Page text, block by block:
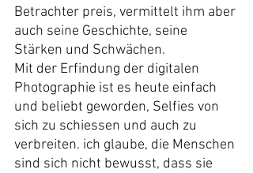
Betrachter preis, vermittelt ihm aber
auch seine Geschichte, seine
Stärken und Schwächen.
Mit der Erfindung der digitalen
Photographie ist es heute einfach
und beliebt geworden, Selfies von
sich zu schiessen und auch zu
verbreiten. ich glaube, die Menschen
sind sich nicht bewusst, dass sie